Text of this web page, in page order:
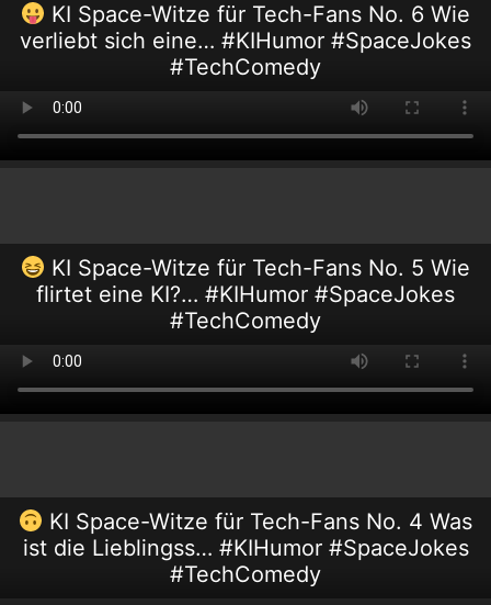
KI Space-Witze für Tech-Fans No. 6 Wie
verliebt sich eine… #KIHumor #SpaceJokes
#TechComedy
KI Space-Witze für Tech-Fans No. 5 Wie
flirtet eine KI?… #KIHumor #SpaceJokes
#TechComedy
KI Space-Witze für Tech-Fans No. 4 Was
ist die Lieblingss… #KIHumor #SpaceJokes
#TechComedy